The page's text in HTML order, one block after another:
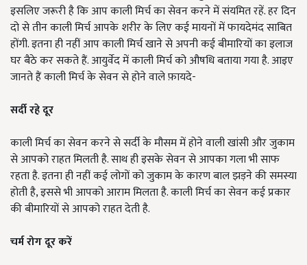
इसलिए जरूरी है कि आप काली मिर्च का सेवन करने में संयमित रहें. हर दिन
दो से तीन काली मिर्च आपके शरीर के लिए कई मायनों में फायदेमंद साबित
होंगी. इतना ही नहीं आप काली मिर्च खाने से अपनी कई बीमारियों का इलाज
घर बैठे कर सकते हैं. आयुर्वेद में काली मिर्च को औषधि बताया गया है. आइए
जानते हैं काली मिर्च के सेवन से होने वाले फ़ायदे-
सर्दी रहे दूर
काली मिर्च का सेवन करने से सर्दी के मौसम में होने वाली खांसी और जुकाम
से आपको राहत मिलती है. साथ ही इसके सेवन से आपका गला भी साफ
रहता है. इतना ही नहीं कई लोगों को जुकाम के कारण बाल झड़ने की समस्या
होती है, इससे भी आपको आराम मिलता है. काली मिर्च का सेवन कई प्रकार
की बीमारियों से आपको राहत देती है.
चर्म रोग दूर करें